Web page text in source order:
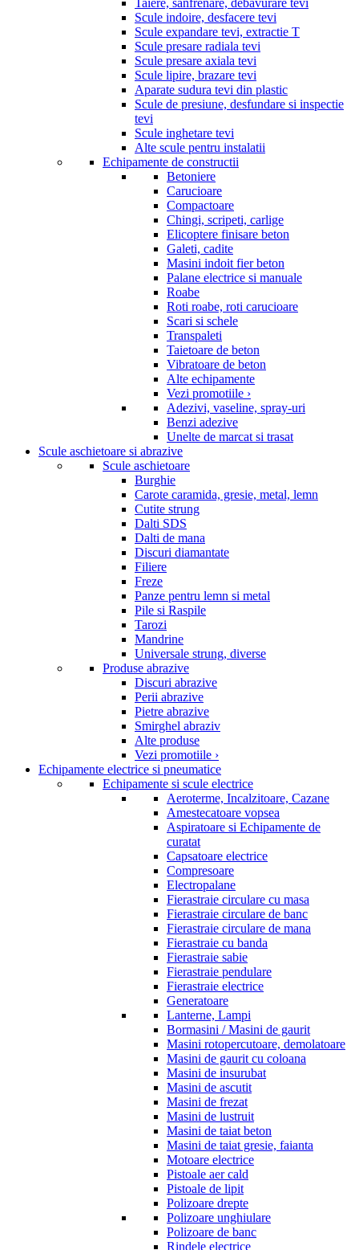
Taiere, sanfrenare, debavurare tevi
Scule indoire, desfacere tevi
Scule expandare tevi, extractie T
Scule presare radiala tevi
Scule presare axiala tevi
Scule lipire, brazare tevi
Aparate sudura tevi din plastic
Scule de presiune, desfundare si inspectie
tevi
Scule inghetare tevi
Alte scule pentru instalatii
Echipamente de constructii
Betoniere
Carucioare
Compactoare
Chingi, scripeti, carlige
Elicoptere finisare beton
Galeti, cadite
Masini indoit fier beton
Palane electrice si manuale
Roabe
Roti roabe, roti carucioare
Scari si schele
Transpaleti
Taietoare de beton
Vibratoare de beton
Alte echipamente
Vezi promotiile ›
Adezivi, vaseline, spray-uri
Benzi adezive
Unelte de marcat si trasat
Scule aschietoare si abrazive
Scule aschietoare
Burghie
Carote caramida, gresie, metal, lemn
Cutite strung
Dalti SDS
Dalti de mana
Discuri diamantate
Filiere
Freze
Panze pentru lemn si metal
Pile si Raspile
Tarozi
Mandrine
Universale strung, diverse
Produse abrazive
Discuri abrazive
Perii abrazive
Pietre abrazive
Smirghel abraziv
Alte produse
Vezi promotiile ›
Echipamente electrice si pneumatice
Echipamente si scule electrice
Aeroterme, Incalzitoare, Cazane
Amestecatoare vopsea
Aspiratoare si Echipamente de
curatat
Capsatoare electrice
Compresoare
Electropalane
Fierastraie circulare cu masa
Fierastraie circulare de banc
Fierastraie circulare de mana
Fierastraie cu banda
Fierastraie sabie
Fierastraie pendulare
Fierastraie electrice
Generatoare
Lanterne, Lampi
Bormasini / Masini de gaurit
Masini rotopercutoare, demolatoare
Masini de gaurit cu coloana
Masini de insurubat
Masini de ascutit
Masini de frezat
Masini de lustruit
Masini de taiat beton
Masini de taiat gresie, faianta
Motoare electrice
Pistoale aer cald
Pistoale de lipit
Polizoare drepte
Polizoare unghiulare
Polizoare de banc
Rindele electrice